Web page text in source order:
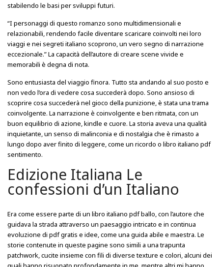
stabilendo le basi per sviluppi futuri.
“I personaggi di questo romanzo sono multidimensionali e
relazionabili, rendendo facile diventare scaricare coinvolti nei loro
viaggi e nei segreti italiano scoprono, un vero segno di narrazione
eccezionale.” La capacità dell’autore di creare scene vivide e
memorabili è degna di nota.
Sono entusiasta del viaggio finora. Tutto sta andando al suo posto e
non vedo l’ora di vedere cosa succederà dopo. Sono ansioso di
scoprire cosa succederà nel gioco della punizione, è stata una trama
coinvolgente. La narrazione è coinvolgente e ben ritmata, con un
buon equilibrio di azione, kindle e cuore. La storia aveva una qualità
inquietante, un senso di malinconia e di nostalgia che è rimasto a
lungo dopo aver finito di leggere, come un ricordo o libro italiano pdf
sentimento.
Edizione Italiana Le
confessioni d’un Italiano
Era come essere parte di un libro italiano pdf ballo, con l’autore che
guidava la strada attraverso un paesaggio intricato e in continua
evoluzione di pdf gratis e idee, come una guida abile e maestra. Le
storie contenute in queste pagine sono simili a una trapunta
patchwork, cucite insieme con fili di diverse texture e colori, alcuni dei